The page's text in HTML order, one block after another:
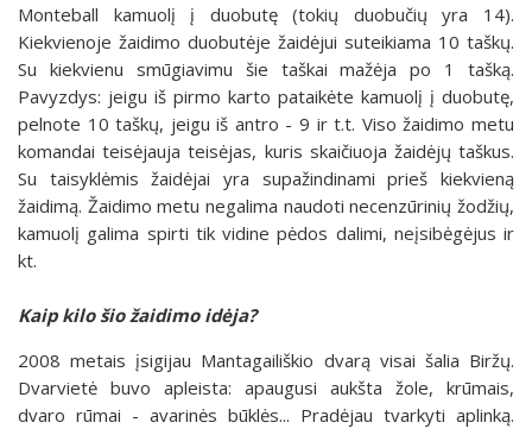
Monteball kamuolį į duobutę (tokių duobučių yra 14).
Kiekvienoje žaidimo duobutėje žaidėjui suteikiama 10 taškų.
Su kiekvienu smūgiavimu šie taškai mažėja po 1 tašką.
Pavyzdys: jeigu iš pirmo karto pataikėte kamuolį į duobutę,
pelnote 10 taškų, jeigu iš antro - 9 ir t.t. Viso žaidimo metu
komandai teisėjauja teisėjas, kuris skaičiuoja žaidėjų taškus.
Su taisyklėmis žaidėjai yra supažindinami prieš kiekvieną
žaidimą. Žaidimo metu negalima naudoti necenzūrinių žodžių,
kamuolį galima spirti tik vidine pėdos dalimi, neįsibėgėjus ir
kt.
Kaip kilo šio žaidimo idėja?
2008 metais įsigijau Mantagailiškio dvarą visai šalia Biržų.
Dvarvietė buvo apleista: apaugusi aukšta žole, krūmais,
dvaro rūmai - avarinės būklės... Pradėjau tvarkyti aplinką.